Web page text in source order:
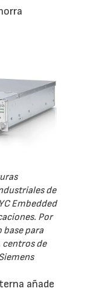
de
Embedded
Por
para
centros de
añade